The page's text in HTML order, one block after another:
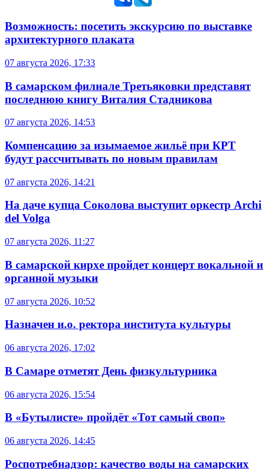
Возможность: посетить экскурсию по выставке
архитектурного плаката
07 августа 2026, 17:33
В самарском филиале Третьяковки представят
последнюю книгу Виталия Стадникова
07 августа 2026, 14:53
Компенсацию за изымаемое жильё при КРТ
будут рассчитывать по новым правилам
07 августа 2026, 14:21
На даче купца Соколова выступит оркестр Archi
del Volga
07 августа 2026, 11:27
В самарской кирхе пройдет концерт вокальной и
органной музыки
07 августа 2026, 10:52
Назначен и.о. ректора института культуры
06 августа 2026, 17:02
В Самаре отметят День физкультурника
06 августа 2026, 15:54
В «Бутылисте» пройдёт «Тот самый своп»
06 августа 2026, 14:45
Роспотребнадзор: качество воды на самарских